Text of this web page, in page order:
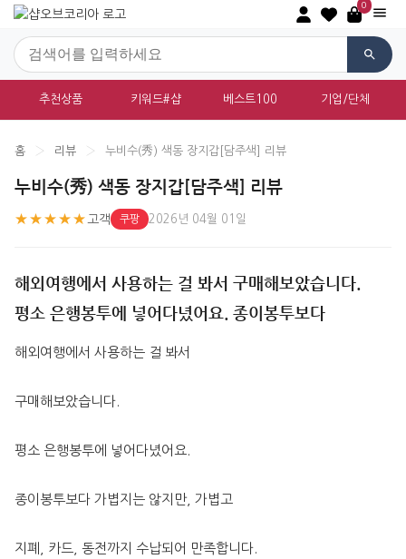
0
추천상품 키워드#샵 베스트100 기업/단체
홈 › 리뷰 › 누비수(秀) 색동 장지갑[담주색] 리뷰
누비수(秀) 색동 장지갑[담주색] 리뷰
★★★★★ 고객 쿠팡 2026년 04월 01일
해외여행에서 사용하는 걸 봐서 구매해보았습니다.
평소 은행봉투에 넣어다녔어요. 종이봉투보다
해외여행에서 사용하는 걸 봐서
구매해보았습니다.
평소 은행봉투에 넣어다녔어요.
종이봉투보다 가볍지는 않지만, 가볍고
지폐, 카드, 동전까지 수납되어 만족합니다.